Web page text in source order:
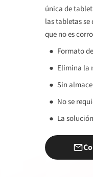
única de
las tabletas
que no es
Formato
Elimina la
Sin
No se
La